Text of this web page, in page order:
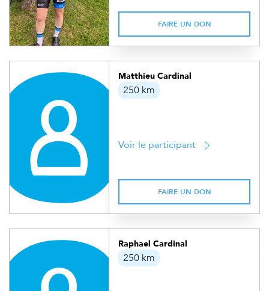
FAIRE UN DON
Matthieu Cardinal
250 km
Voir le participant
FAIRE UN DON
Raphael Cardinal
250 km